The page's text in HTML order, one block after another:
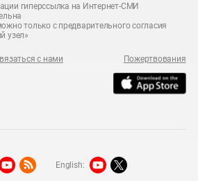
гиперссылка на Интернет-СМИ
только с предварительного согласия
узел»
с нами Пожертвования
English: